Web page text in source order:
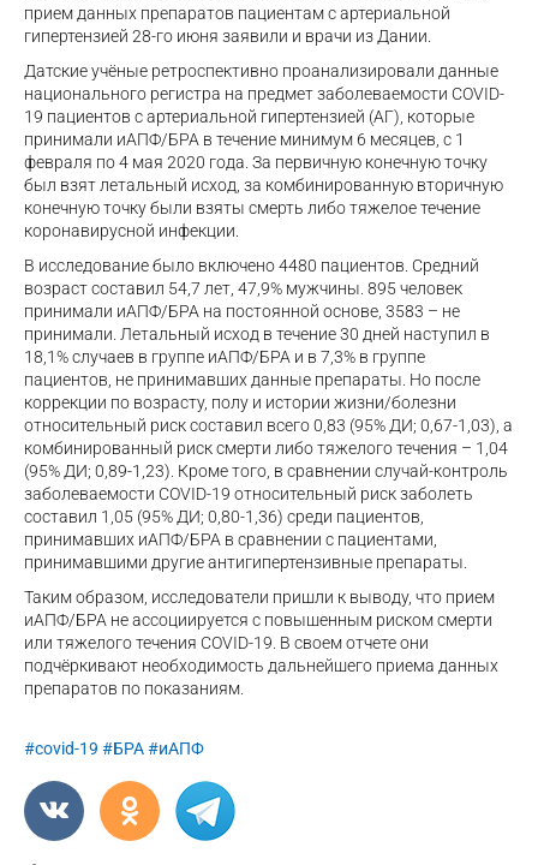
прием данных препаратов пациентам с артериальной
гипертензией 28-го июня заявили и врачи из Дании.
Датские учёные ретроспективно проанализировали данные
национального регистра на предмет заболеваемости COVID-
19 пациентов с артериальной гипертензией (АГ), которые
принимали иАПФ/БРА в течение минимум 6 месяцев, с 1
февраля по 4 мая 2020 года. За первичную конечную точку
был взят летальный исход, за комбинированную вторичную
конечную точку были взяты смерть либо тяжелое течение
коронавирусной инфекции.
В исследование было включено 4480 пациентов. Средний
возраст составил 54,7 лет, 47,9% мужчины. 895 человек
принимали иАПФ/БРА на постоянной основе, 3583 – не
принимали. Летальный исход в течение 30 дней наступил в
18,1% случаев в группе иАПФ/БРА и в 7,3% в группе
пациентов, не принимавших данные препараты. Но после
коррекции по возрасту, полу и истории жизни/болезни
относительный риск составил всего 0,83 (95% ДИ; 0,67-1,03), а
комбинированный риск смерти либо тяжелого течения – 1,04
(95% ДИ; 0,89-1,23). Кроме того, в сравнении случай-контроль
заболеваемости COVID-19 относительный риск заболеть
составил 1,05 (95% ДИ; 0,80-1,36) среди пациентов,
принимавших иАПФ/БРА в сравнении с пациентами,
принимавшими другие антигипертензивные препараты.
Таким образом, исследователи пришли к выводу, что прием
иАПФ/БРА не ассоциируется с повышенным риском смерти
или тяжелого течения COVID-19. В своем отчете они
подчёркивают необходимость дальнейшего приема данных
препаратов по показаниям.
#covid-19 #БРА#иАПФ